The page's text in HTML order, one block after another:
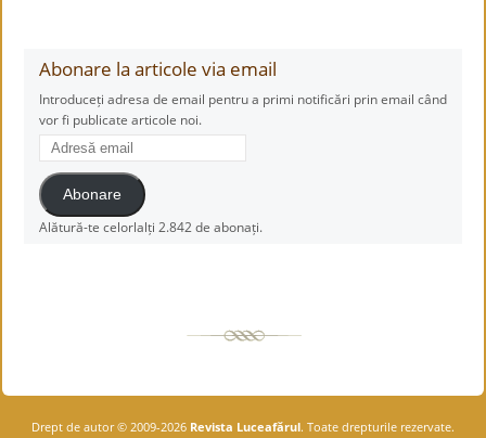
Abonare la articole via email
Introduceți adresa de email pentru a primi notificări prin email când
vor fi publicate articole noi.
Adresă
email
Abonare
Alătură-te celorlalți 2.842 de abonați.
Drept de autor © 2009-2026 Revista Luceafărul. Toate drepturile rezervate.